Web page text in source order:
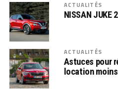
ACTUALITÉS
NISSAN JUKE
ACTUALITÉS
Astuces pour
location